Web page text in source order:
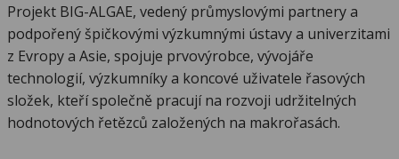
Projekt BIG-ALGAE, vedený průmyslovými partnery a
podpořený špičkovými výzkumnými ústavy a univerzitami
z Evropy a Asie, spojuje prvovýrobce, vývojáře
technologií, výzkumníky a koncové uživatele řasových
složek, kteří společně pracují na rozvoji udržitelných
hodnotových řetězců založených na makrořasách.